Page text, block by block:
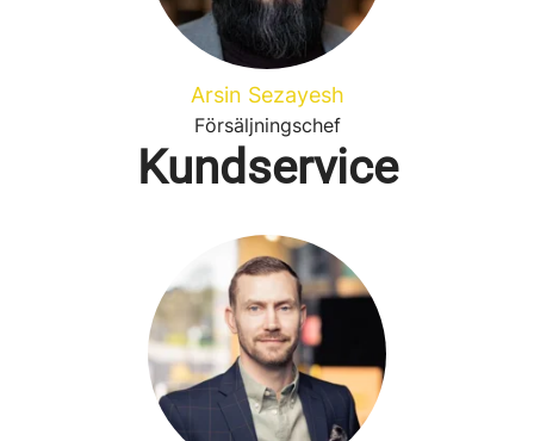
Arsin Sezayesh
Försäljningschef
Kundservice